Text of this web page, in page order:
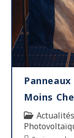
Moins
Actualités